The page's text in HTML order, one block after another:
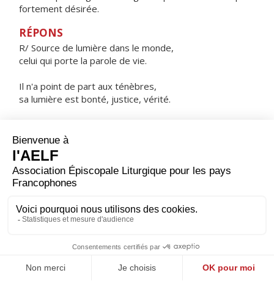
fortement désirée.
RÉPONS
R/ Source de lumière dans le monde,
celui qui porte la parole de vie.
Il n'a point de part aux ténèbres,
sa lumière est bonté, justice, vérité.
de notre Seigneur et Sauveur Jésus Christ.
ORAISON
notre fidélité : car c'est un bonheur durable et profond
de servir constamment le créateur de tout bien.